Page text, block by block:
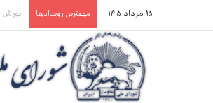
۱۵ مرداد ۱۴۰۵ مهمترین رویدادها یورش